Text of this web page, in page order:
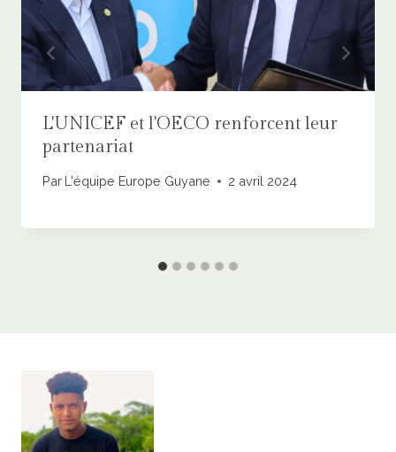
L'UNICEF et l'OECO renforcent leur
partenariat
Par L'équipe Europe Guyane 2 avril 2024